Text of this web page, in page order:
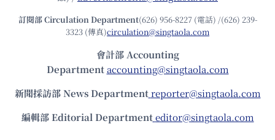
訂閱部 Circulation Department(626) 956-8227 (電話) /(626) 239-
3323 (傳真)circulation@singtaola.com
會計部 Accounting
Department accounting@singtaola.com
新聞採訪部 News Department reporter@singtaola.com
編輯部 Editorial Department editor@singtaola.com